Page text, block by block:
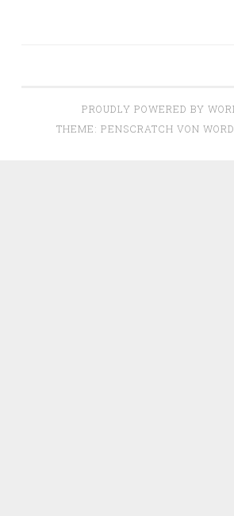
PROUDLY POWERED BY
THEME: PENSCRATCH VON